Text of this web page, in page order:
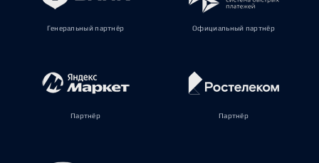
Генеральный партнёр Официальный партнёр
Партнёр Партнёр